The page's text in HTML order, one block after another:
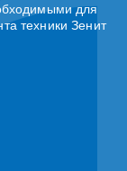
для
техники Зенит